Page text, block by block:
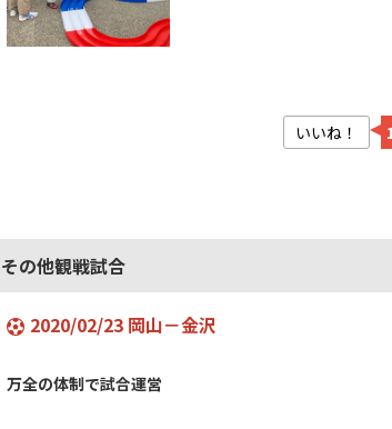
いいね！
その他観戦試合
2020/02/23 岡山－金沢
万全の体制で試合運営